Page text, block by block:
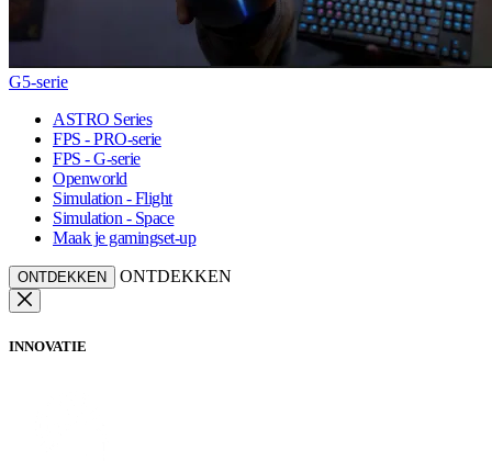
G5-serie
ASTRO Series
FPS - PRO-serie
FPS - G-serie
Openworld
Simulation - Flight
Simulation - Space
Maak je gamingset-up
ONTDEKKEN ONTDEKKEN
INNOVATIE